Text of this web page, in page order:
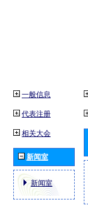
一般信息
代表注册
相关大会
新闻室
新闻室